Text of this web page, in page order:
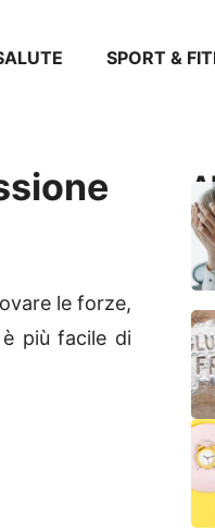
SPORT &
le forze,
più facile di